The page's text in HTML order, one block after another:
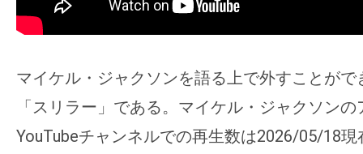
マイケル・ジャクソンを語る上で外すことが
「スリラー」である。マイケル・ジャクソン
YouTubeチャンネルでの再生数は2026/05/18